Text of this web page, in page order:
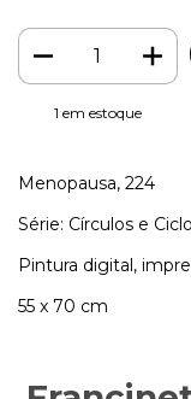
1 em estoque
Menopausa, 224
Série: Círculos e
Pintura digital,
55 x 70 cm